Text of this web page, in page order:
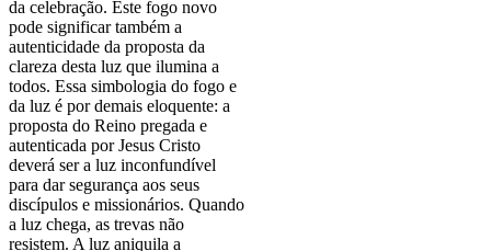
da celebração. Este fogo novo
pode significar também a
autenticidade da proposta da
clareza desta luz que ilumina a
todos. Essa simbologia do fogo e
da luz é por demais eloquente: a
proposta do Reino pregada e
autenticada por Jesus Cristo
deverá ser a luz inconfundível
para dar segurança aos seus
discípulos e missionários. Quando
a luz chega, as trevas não
resistem. A luz aniquila a